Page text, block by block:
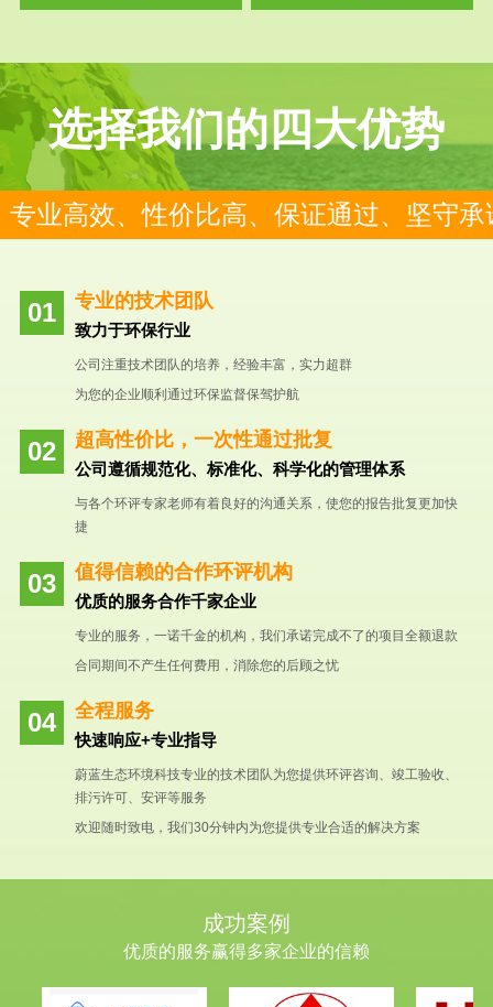
选择我们的四大优势
专业高效、性价比高、保证通过、坚守承
专业的技术团队
致力于环保行业
公司注重技术团队的培养，经验丰富，实力超群
为您的企业顺利通过环保监督保驾护航
超高性价比，一次性通过批复
公司遵循规范化、标准化、科学化的管理体系
与各个环评专家老师有着良好的沟通关系，使您的报告批复更加快
捷
值得信赖的合作环评机构
优质的服务合作千家企业
专业的服务，一诺千金的机构，我们承诺完成不了的项目全额退款
合同期间不产生任何费用，消除您的后顾之忧
全程服务
快速响应+专业指导
蔚蓝生态环境科技专业的技术团队为您提供环评咨询、竣工验收、
排污许可、安评等服务
欢迎随时致电，我们30分钟内为您提供专业合适的解决方案
成功案例
优质的服务赢得多家企业的信赖